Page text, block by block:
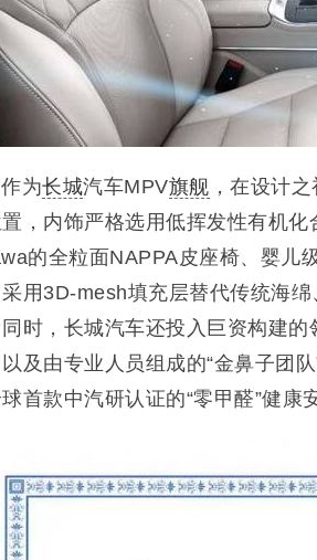
作为长城汽车MPV旗舰 ，在设计
，内饰严格选用低挥发性有机
的全粒面NAPPA皮座椅、婴儿
用3D-mesh填充层替代传统海
时，长城汽车还投入巨资构建
及由专业人员组成的“金鼻子团
首款中汽研认证的“零甲醛”健康